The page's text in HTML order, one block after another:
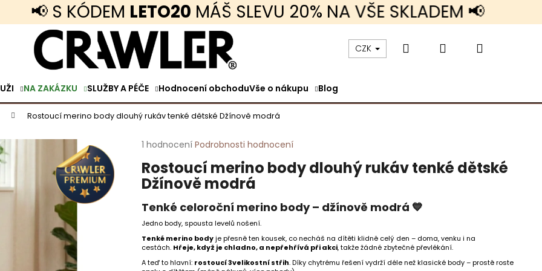
📢 S KÓDEMLETO20MÁŠ SLEVU 20% NA VŠE SKLADEM 📢
CZK HledatPřihlášeníNákupní
NA ZAKÁZKU SLUŽBY A PÉČE Hodnocení obchoduVše o nákupu Blog
Rostoucí merino body dlouhý rukáv tenké dětské Džínově modrá
Průměrné
produktu
je
5,0
z
5
hvězdiček.
1 hodnocení Podrobnosti hodnocení
Rostoucí merino body dlouhý rukáv tenké dětské
Džínově modrá
Tenké celoroční merino body – džínově modrá 💙
Jedno body, spousta levelů nošení.
Tenké merino bodyje přesně ten kousek, co necháš na dítěti klidně celý den – doma, venku i na
cestách. Hřeje, když je chladno, a nepřehřívá při akci, takže žádné zbytečné převlékání.
A teď to hlavní: rostoucí 3velikostní střih. Díky chytrému řešení vydrží déle než klasické body – prostě roste
Co potřebujete najít?
HLEDAT
Doporučujeme
TENKÉ MERINO TRIČKO KRÁTKÝ RUKÁV
VOLNÝ STŘIH PÁNSKÉ ČERNÉ
MERINO TRIČKO KRÁTKÝ RUKÁV TENKÉ
ANTRACITOVÁ